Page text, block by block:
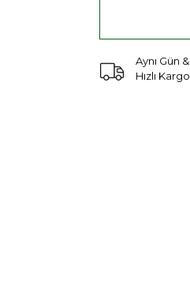
Aynı Gün &
Hızlı Kargo